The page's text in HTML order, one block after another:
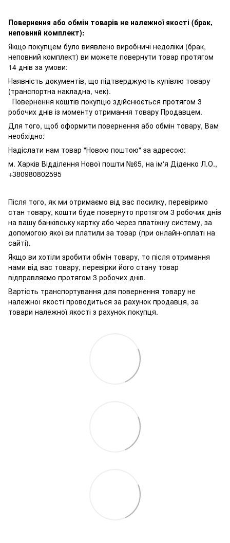
Повернення або обмін товарів не належної якості (брак,
неповний комплект):
Якщо покупцем було виявлено виробничі недоліки (брак,
неповний комплект) ви можете повернути товар протягом
14 днів за умови:
Наявність документів, що підтверджують купівлю товару
(транспортна накладна, чек).
Повернення коштів покупцю здійснюється протягом 3
робочих днів із моменту отримання товару Продавцем.
Для того, щоб оформити повернення або обмін товару, Вам
необхідно:
Надіслати нам товар "Новою поштою" за адресою:
м. Харків Відділення Нової пошти №65, на ім'я Діденко Л.О.,
+380980802595
Після того, як ми отримаємо від вас посилку, перевіримо
стан товару, кошти буде повернуто протягом 3 робочих днів
на вашу банківську картку або через платіжну систему, за
допомогою якої ви платили за товар (при онлайн-оплаті на
сайті).
Якщо ви хотіли зробити обмін товару, то після отримання
нами від вас товару, перевірки його стану товар
відправляємо протягом 3 робочих днів.
Вартість транспортування для повернення товару не
належної якості проводиться за рахунок продавця, за
товари належної якості з рахунок покупця.